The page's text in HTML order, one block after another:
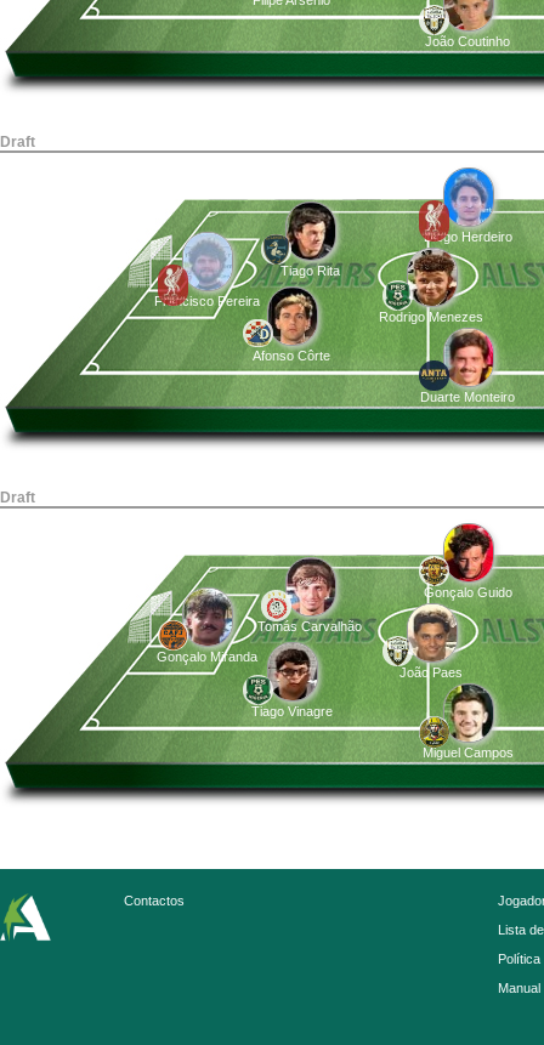
João Coutinho
Draft
Francisco Pereira
Tiago Rita
Afonso Côrte
Diogo Herdeiro
Rodrigo Menezes
Duarte Monteiro
Draft
Gonçalo Miranda
Tomás Carvalhão
Tiago Vinagre
Gonçalo Guido
João Paes
Miguel Campos
Contactos
Lista
Política